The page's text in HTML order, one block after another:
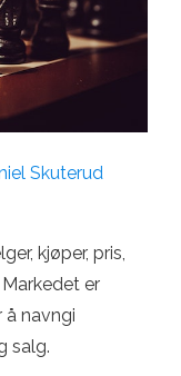
Skuterud
kjøper, pris,
er
navngi
salg.